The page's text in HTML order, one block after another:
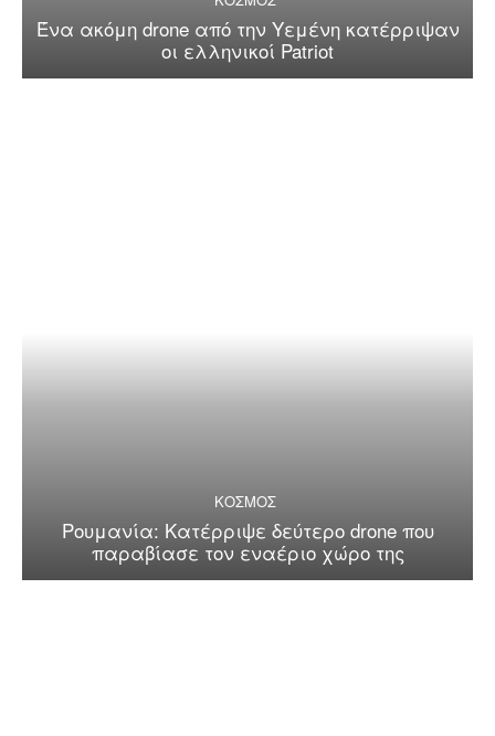
Ένα ακόμη drone από την Υεμένη κατέρριψαν
οι ελληνικοί Patriot
ΚΟΣΜΟΣ
Ρουμανία: Κατέρριψε δεύτερο drone που
παραβίασε τον εναέριο χώρο της